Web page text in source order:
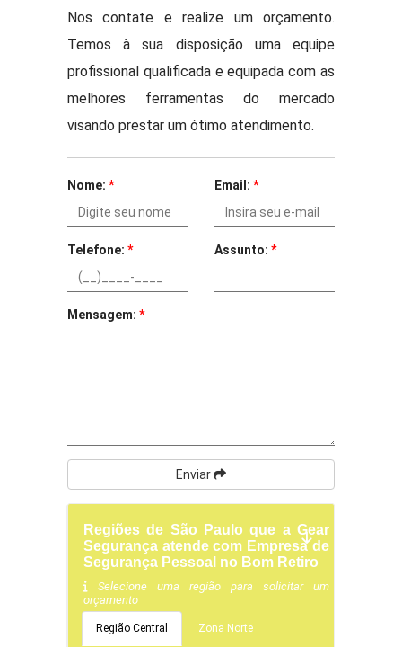
Nos contate e realize um orçamento.
Temos à sua disposição uma equipe
profissional qualificada e equipada com as
melhores ferramentas do mercado
visando prestar um ótimo atendimento.
Nome: * Email: *
Telefone: * Assunto: *
Mensagem: *
Enviar
Regiões de São Paulo que a Gear
Segurança atende com Empresa de
Segurança Pessoal no Bom Retiro
Selecione uma região para solicitar um
orçamento
Região Central Zona Norte